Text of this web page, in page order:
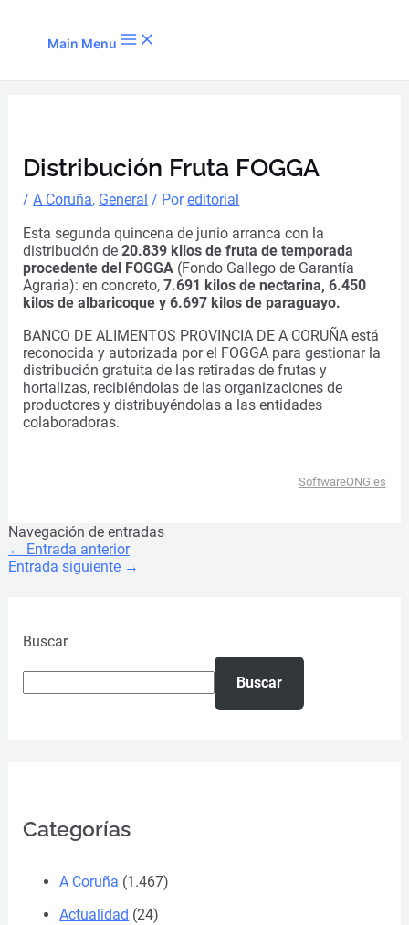
Main Menu
Distribución Fruta FOGGA
/A Coruña, General / Poreditorial
Esta segunda quincena de junio arranca con la
distribución de20.839 kilos de fruta de temporada
procedente del FOGGA (Fondo Gallego de Garantía
Agraria): en concreto,7.691 kilos de nectarina, 6.450
kilos de albaricoque y 6.697 kilos de paraguayo.
BANCO DE ALIMENTOS PROVINCIA DE A CORUÑA está
reconocida y autorizada por el FOGGA para gestionar la
distribución gratuita de las retiradas de frutas y
hortalizas, recibiéndolas de las organizaciones de
productores y distribuyéndolas a las entidades
colaboradoras.
SoftwareONG.es
Navegación de entradas
← Entrada anterior
Entrada siguiente →
Buscar
Buscar
Categorías
A Coruña (1.467)
Actualidad (24)